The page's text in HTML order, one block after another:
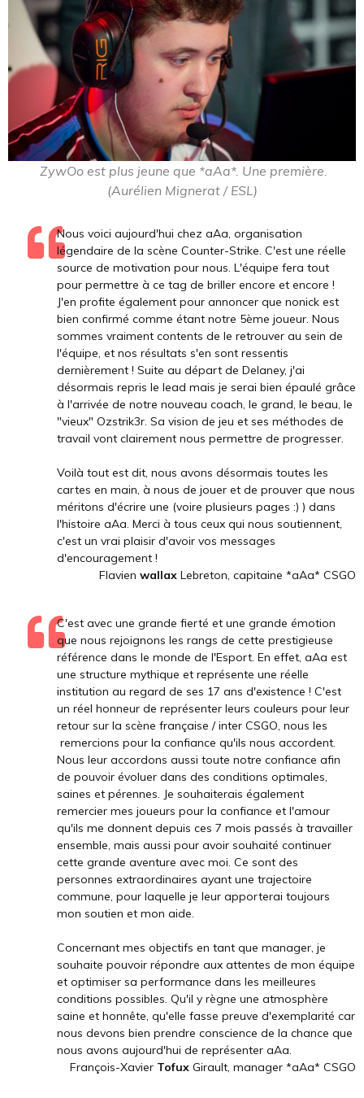
ZywOo est plus jeune que *aAa*. Une première.
(Aurélien Mignerat / ESL)
Nous voici aujourd'hui chez aAa, organisation
légendaire de la scène Counter-Strike. C'est une réelle
source de motivation pour nous. L'équipe fera tout
pour permettre à ce tag de briller encore et encore !
J'en profite également pour annoncer que nonick est
bien confirmé comme étant notre 5ème joueur. Nous
sommes vraiment contents de le retrouver au sein de
l'équipe, et nos résultats s'en sont ressentis
dernièrement ! Suite au départ de Delaney, j'ai
désormais repris le lead mais je serai bien épaulé grâce
à l'arrivée de notre nouveau coach, le grand, le beau, le
"vieux" Ozstrik3r. Sa vision de jeu et ses méthodes de
travail vont clairement nous permettre de progresser.
Voilà tout est dit, nous avons désormais toutes les
cartes en main, à nous de jouer et de prouver que nous
méritons d'écrire une (voire plusieurs pages :) ) dans
l'histoire aAa. Merci à tous ceux qui nous soutiennent,
c'est un vrai plaisir d'avoir vos messages
d'encouragement !
Flavien wallax Lebreton, capitaine *aAa* CSGO
C'est avec une grande fierté et une grande émotion
que nous rejoignons les rangs de cette prestigieuse
référence dans le monde de l'Esport. En effet, aAa est
une structure mythique et représente une réelle
institution au regard de ses 17 ans d'existence ! C'est
un réel honneur de représenter leurs couleurs pour leur
retour sur la scène française / inter CSGO, nous les
remercions pour la confiance qu'ils nous accordent.
Nous leur accordons aussi toute notre confiance afin
de pouvoir évoluer dans des conditions optimales,
saines et pérennes. Je souhaiterais également
remercier mes joueurs pour la confiance et l'amour
qu'ils me donnent depuis ces 7 mois passés à travailler
ensemble, mais aussi pour avoir souhaité continuer
cette grande aventure avec moi. Ce sont des
personnes extraordinaires ayant une trajectoire
commune, pour laquelle je leur apporterai toujours
mon soutien et mon aide.
Concernant mes objectifs en tant que manager, je
souhaite pouvoir répondre aux attentes de mon équipe
et optimiser sa performance dans les meilleures
conditions possibles. Qu'il y règne une atmosphère
saine et honnête, qu'elle fasse preuve d'exemplarité car
nous devons bien prendre conscience de la chance que
nous avons aujourd'hui de représenter aAa.
François-Xavier Tofux Girault, manager *aAa* CSGO